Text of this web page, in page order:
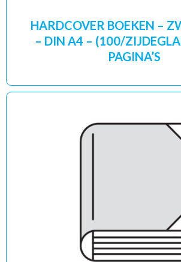
HARDCOVER BOEKEN –
– DIN A4 – (100/
PAGINA’S